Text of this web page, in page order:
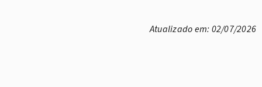
Atualizado em: 02/07/2026